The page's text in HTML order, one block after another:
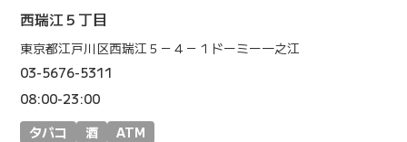
西瑞江５丁目
東京都江戸川区西瑞江５－４－１ドーミー一之江
03-5676-5311
08:00-23:00
タバコ
酒 ATM